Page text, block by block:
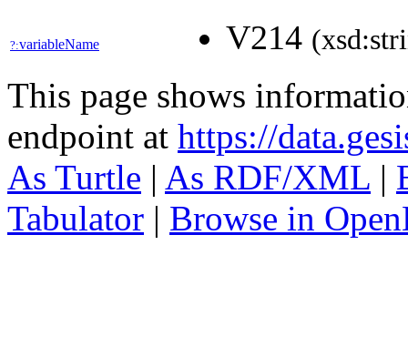
?:variableName V214
This page shows
endpoint at https://
As Turtle | As RDF/XML |
Tabulator | Browse in